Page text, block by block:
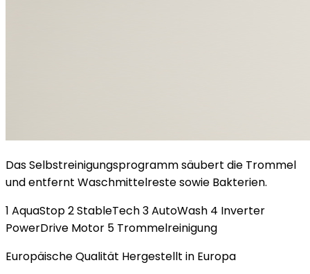
Das Selbstreinigungsprogramm säubert die Trommel
und entfernt Waschmittelreste sowie Bakterien.
1 AquaStop 2 StableTech 3 AutoWash 4 Inverter
PowerDrive Motor 5 Trommelreinigung
Europäische Qualität Hergestellt in Europa